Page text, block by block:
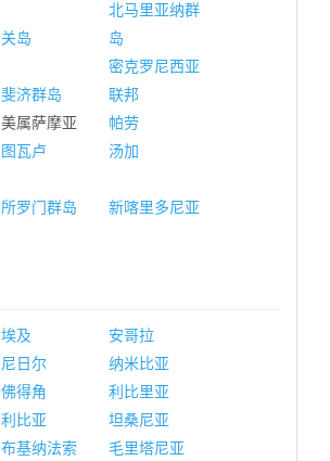
关岛
北马里亚纳群
岛
斐济群岛
密克罗尼西亚
联邦
美属萨摩亚
帕劳
图瓦卢
汤加
所罗门群岛
新喀里多尼亚
埃及
安哥拉
尼日尔
纳米比亚
佛得角
利比里亚
利比亚
坦桑尼亚
布基纳法索
毛里塔尼亚